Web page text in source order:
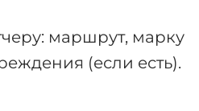
маршрут, марку
(если есть).